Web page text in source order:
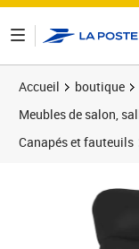
Accueil boutique
Meubles de salon,
Canapés et fauteuils